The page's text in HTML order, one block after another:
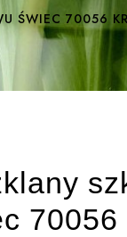
ŚWIEC 70056
70056